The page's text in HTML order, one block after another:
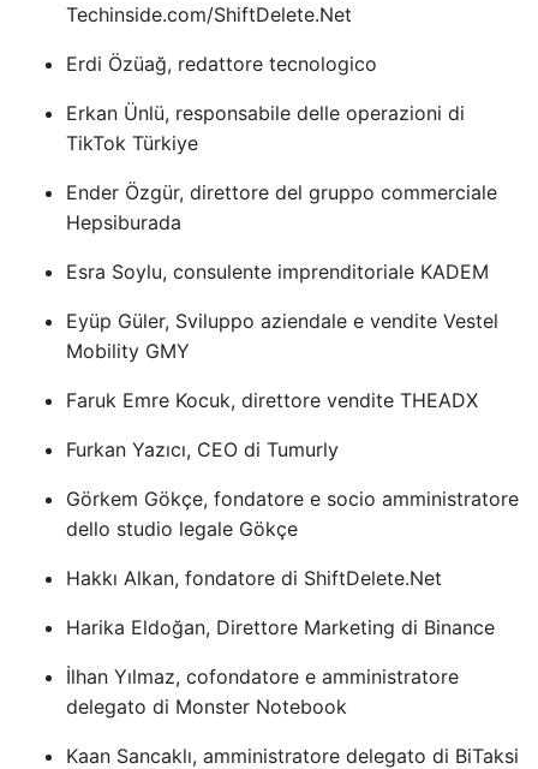
Techinside.com/ShiftDelete.Net
Erdi Özüağ, redattore tecnologico
Erkan Ünlü, responsabile delle operazioni di
TikTok Türkiye
Ender Özgür, direttore del gruppo commerciale
Hepsiburada
Esra Soylu, consulente imprenditoriale KADEM
Eyüp Güler, Sviluppo aziendale e vendite Vestel
Mobility GMY
Faruk Emre Kocuk, direttore vendite THEADX
Furkan Yazıcı, CEO di Tumurly
Görkem Gökçe, fondatore e socio amministratore
dello studio legale Gökçe
Hakkı Alkan, fondatore di ShiftDelete.Net
Harika Eldoğan, Direttore Marketing di Binance
İlhan Yılmaz, cofondatore e amministratore
delegato di Monster Notebook
Kaan Sancaklı, amministratore delegato di BiTaksi